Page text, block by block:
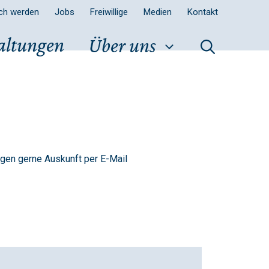
werden Jobs Freiwillige Medien Kontakt
Über uns
gerne Auskunft per E-Mail